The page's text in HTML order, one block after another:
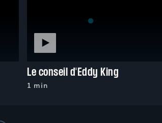
Le conseil d'Eddy King
1 min